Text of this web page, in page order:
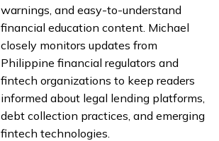
warnings, and easy-to-understand
financial education content. Michael
closely monitors updates from
Philippine financial regulators and
fintech organizations to keep readers
informed about legal lending platforms,
debt collection practices, and emerging
fintech technologies.